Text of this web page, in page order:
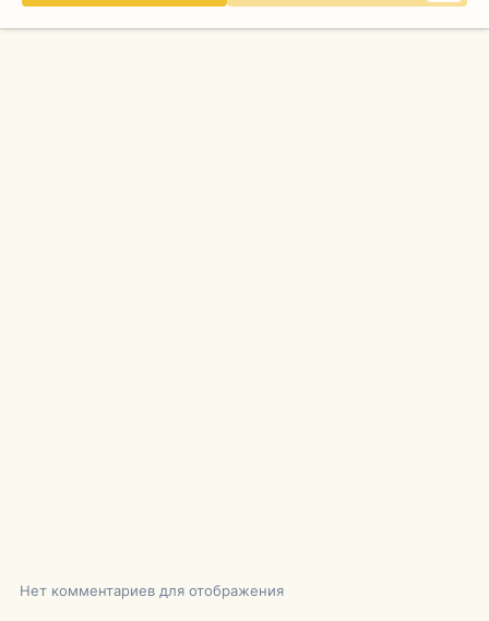
Нет комментариев для отображения